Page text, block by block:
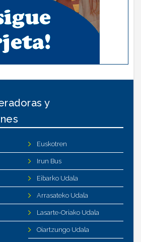
y
Euskotren
Irun Bus
Eibarko Udala
Arrasateko Udala
Lasarte-Oriako Udala
Oiartzungo Udala